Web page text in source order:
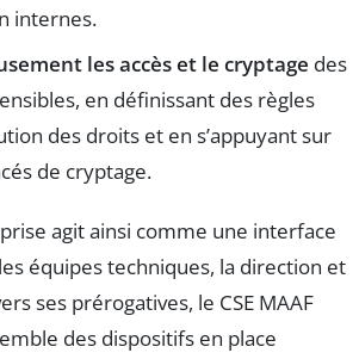
internes.
les accès et le cryptage des
en définissant des règles
des droits et en s’appuyant sur
de cryptage.
agit ainsi comme une interface
équipes techniques, la direction et
ses prérogatives, le CSE MAAF
des dispositifs en place